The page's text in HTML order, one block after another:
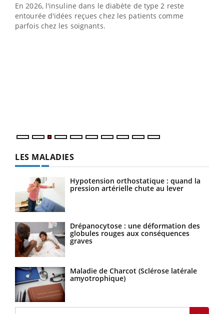
En 2026, l'insuline dans le diabète de type 2 reste
entourée d'idées reçues chez les patients comme
parfois chez les soignants.
LES MALADIES
Hypotension orthostatique : quand la
pression artérielle chute au lever
Drépanocytose : une déformation des
globules rouges aux conséquences
graves
Maladie de Charcot (Sclérose latérale
amyotrophique)